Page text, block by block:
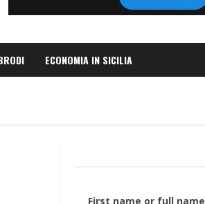
ECONOMIA IN SICILIA
First name or full name